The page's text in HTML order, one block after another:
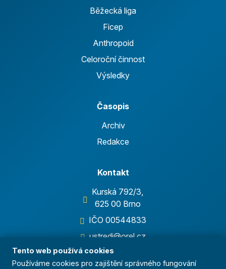
Běžecká liga
Ficep
Anthropoid
Celoroční činnost
Výsledky
Časopis
Archiv
Redakce
Kontakt
Kurská 792/3,
625 00 Brno
IČO 00544833
ustredi@orel.cz
Kontaktujte nás
Tento web používá cookies
Používáme cookies pro zajištění správného fungování